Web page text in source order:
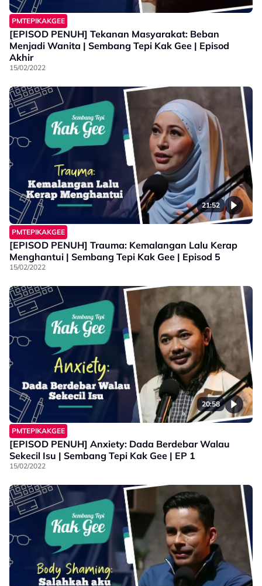
PMTEPIKAKGEE
[EPISOD PENUH] Tekanan Masyarakat: Beban
Menjadi Wanita | Sembang Tepi Kak Gee | Episod
Akhir
15/02/2022
21:52
PMTEPIKAKGEE
[EPISOD PENUH] Trauma: Kemalangan Lalu Kerap
Menghantui | Sembang Tepi Kak Gee | Episod 5
15/02/2022
20:58
PMTEPIKAKGEE
[EPISOD PENUH] Anxiety: Dada Berdebar Walau
Sekecil Isu | Sembang Tepi Kak Gee | EP 1
15/02/2022